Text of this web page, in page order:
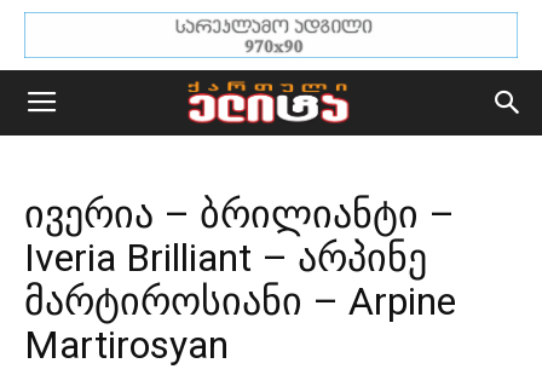
ივერია – ბრილიანტი –
Iveria Brilliant – არპინე
მარტიროსიანი – Arpine
Martirosyan